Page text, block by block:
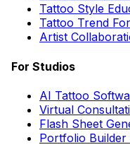
Tattoo Style
Tattoo Trend
Artist
For Studios
AI Tattoo
Virtual
Flash Sheet
Portfolio